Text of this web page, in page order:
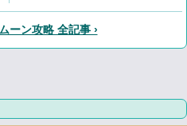
ーン攻略 全記事 ›